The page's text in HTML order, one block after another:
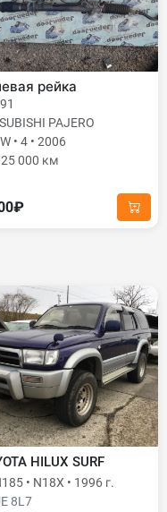
рейка
PAJERO
• 4 • 2006
000 км
HILUX SURF
• N18X • 1996 г.
8L7